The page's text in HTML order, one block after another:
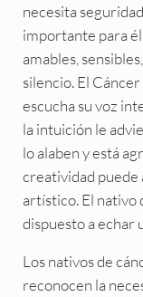
necesita
importante para
amables,
silencio. El
escucha su voz
la intuición le
lo alaben y está
creatividad puede
artístico. El nativo
dispuesto a echar
Los nativos de
reconocen la